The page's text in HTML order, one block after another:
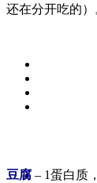
还在分开吃的
豆腐 – 1蛋白质